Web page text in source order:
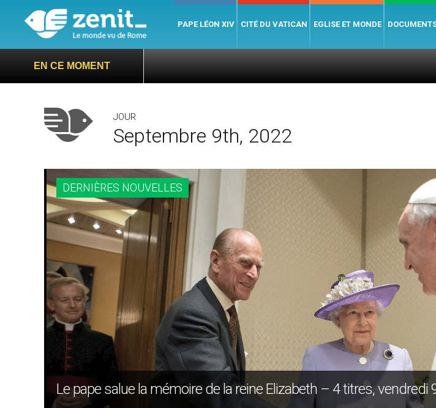
PAPE LÉON XIV CITÉ DU VATICAN EGLISE ET MONDE
EN CE MOMENT AMEN :
JOUR
Septembre 9th, 2022
DERNIÈRES NOUVELLES
Le pape salue la mémoire de la reine Elizabeth – 4 titres,